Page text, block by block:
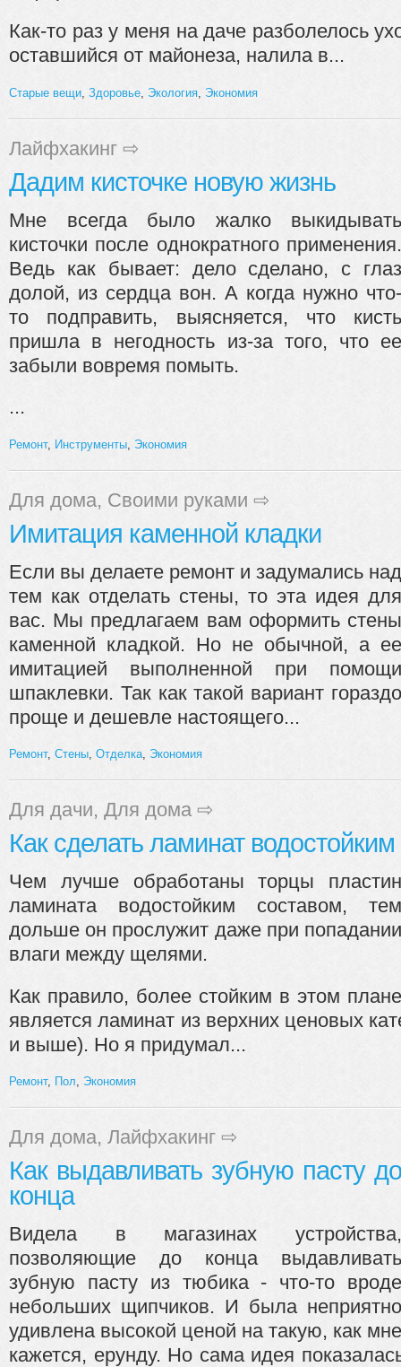
Как-то раз у меня на даче разболелось
оставшийся от майонеза, налила в...
Старые вещи Здоровье Экология Экономия
Лайфхакинг ⇨
Дадим кисточке новую жизнь
Мне всегда было жалко выкидывать
кисточки после однократного применения.
Ведь как бывает: дело сделано, с глаз
долой, из сердца вон. А когда нужно что-
то подправить, выясняется, что кисть
пришла в негодность из-за того, что ее
забыли вовремя помыть.
...
Ремонт, Инструменты Экономия
Для дома, Своими руками ⇨
Имитация каменной кладки
Если вы делаете ремонт и задумались над
тем как отделать стены, то эта идея для
вас. Мы предлагаем вам оформить стены
каменной кладкой. Но не обычной, а ее
имитацией выполненной при помощи
шпаклевки. Так как такой вариант гораздо
проще и дешевле настоящего...
Ремонт, Стены, Отделка, Экономия
Для дачи, Для дома ⇨
Как сделать ламинат водостойким
Чем лучше обработаны торцы пластин
ламината водостойким составом, тем
дольше он прослужит даже при попадании
влаги между щелями.
Как правило, более стойким в этом плане
является ламинат из верхних ценовых
и выше). Но я придумал...
Ремонт, Пол, Экономия
Для дома, Лайфхакинг ⇨
Как выдавливать зубную пасту до
конца
Видела в магазинах устройства,
позволяющие до конца выдавливать
зубную пасту из тюбика - что-то вроде
небольших щипчиков. И была неприятно
удивлена высокой ценой на такую, как мне
кажется, ерунду. Но сама идея